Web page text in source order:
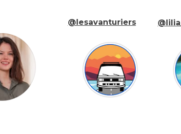
@lesavanturiers